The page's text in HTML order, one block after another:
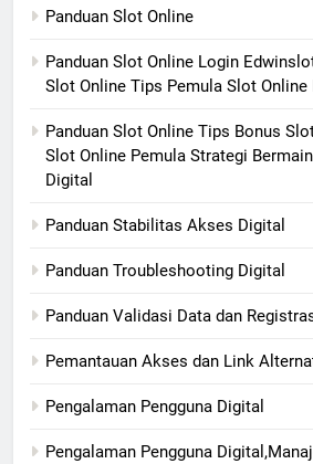
Panduan Slot Online
Panduan Slot Online Login
Slot Online Tips Pemula Slot
Panduan Slot Online Tips Bonus
Slot Online Pemula Strategi
Digital
Panduan Stabilitas Akses Digital
Panduan Troubleshooting Digital
Panduan Validasi Data dan
Pemantauan Akses dan Link
Pengalaman Pengguna Digital
Pengalaman Pengguna